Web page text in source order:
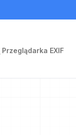
Przeglądarka EXIF